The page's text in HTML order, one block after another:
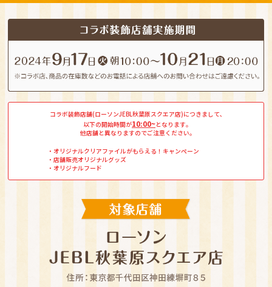
コラボ装飾店舗(ローソンJEBL秋葉原スクエア店)につきまして､
以下の開始時間が10:00~となります｡
他店舗と異なりますのでご注意ください｡
・オリジナルクリアファイルがもらえる！キャンペーン
・店舗販売オリジナルグッズ
・オリジナルフード